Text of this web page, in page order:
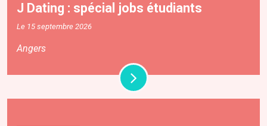
J Dating : spécial jobs étudiants
Le 15 septembre 2026
Angers